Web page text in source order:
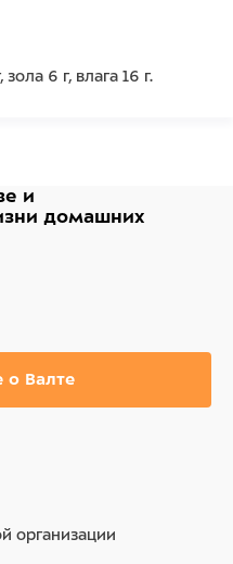
6 г, влага 16 г.
и
домашних
о Валте
организации